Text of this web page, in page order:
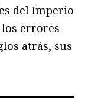
del Imperio
errores
atrás, sus